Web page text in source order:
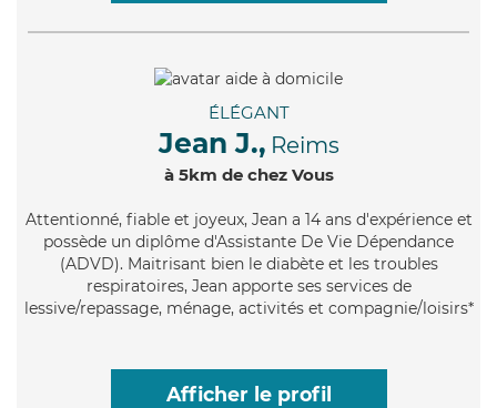
ÉLÉGANT
Jean J., Reims
à 5km de chez Vous
Attentionné, fiable et joyeux, Jean a 14 ans d'expérience et
possède un diplôme d'Assistante De Vie Dépendance
(ADVD). Maitrisant bien le diabète et les troubles
respiratoires, Jean apporte ses services de
lessive/repassage, ménage, activités et compagnie/loisirs*
Afficher le profil